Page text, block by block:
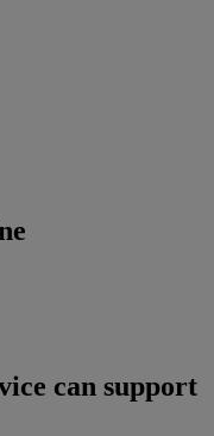
can support